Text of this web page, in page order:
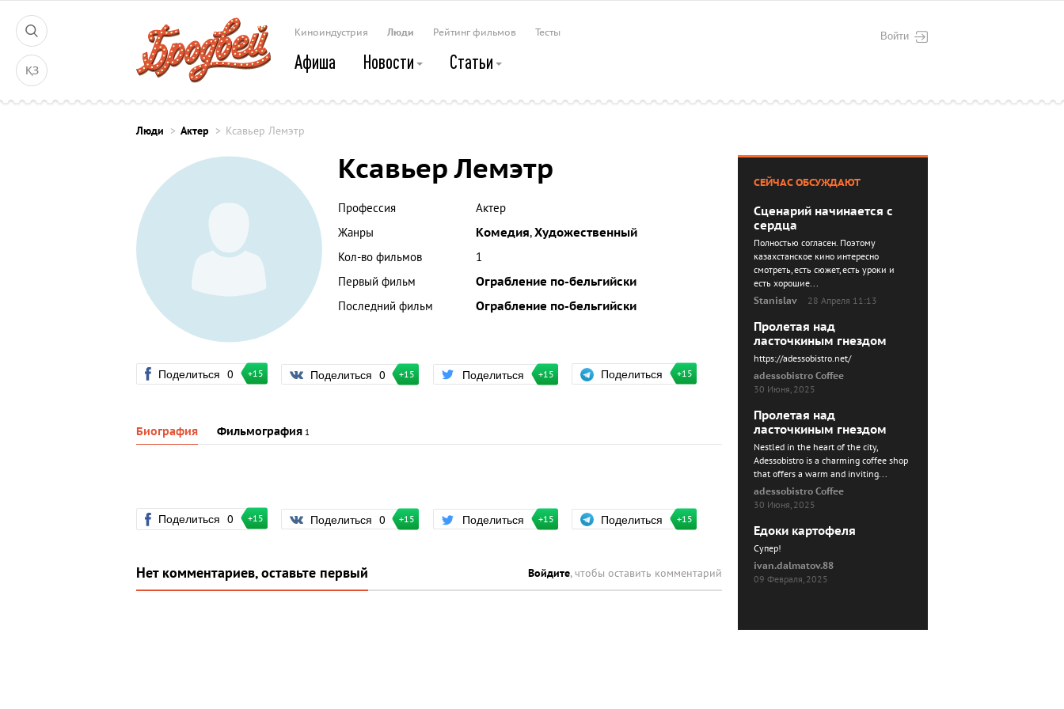
ҚЗ
Войти
Киноиндустрия Люди Рейтинг фильмов Тесты
Афиша Новости Статьи
Люди Актер Ксавьер Лемэтр
Ксавьер Лемэтр
Профессия
Актер
Жанры
Комедия,Художественный
Кол-во фильмов
1
Первый фильм
Ограбление по-бельгийски
Последний фильм
Ограбление по-бельгийски
Поделиться 0 +15 Поделиться 0 +15 Поделиться +15 Поделиться +15
Биография Фильмография 1
Поделиться 0 +15 Поделиться 0 +15 Поделиться +15 Поделиться +15
Нет комментариев, оставьте первый Войдите, чтобы оставить комментарий
СЕЙЧАС ОБСУЖДАЮТ
Сценарий начинается с
сердца
Полностью согласен. Поэтому
казахстанское кино интересно
смотреть, есть сюжет, есть уроки и
есть хорошие...
Stanislav
28 Апреля 11:13
Пролетая над
ласточкиным гнездом
https://adessobistro.net/
adessobistro Coffee
30 Июня, 2025
Пролетая над
ласточкиным гнездом
Nestled in the heart of the city,
Adessobistro is a charming coffee shop
that offers a warm and inviting...
adessobistro Coffee
30 Июня, 2025
Едоки картофеля
Cупер!
ivan.dalmatov.88
09 Февраля, 2025